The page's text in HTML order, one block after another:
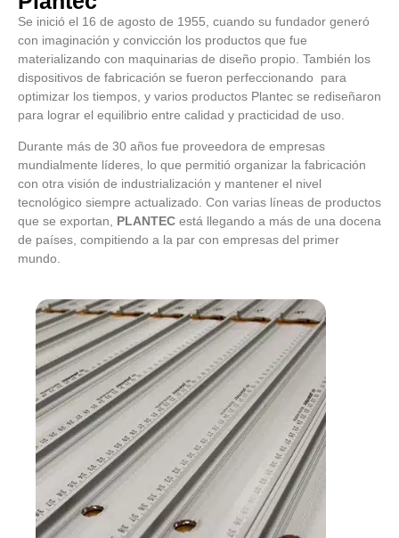
Se inició el 16 de agosto de 1955, cuando su fundador generó
con imaginación y convicción los productos que fue
materializando con maquinarias de diseño propio. También los
dispositivos de fabricación se fueron perfeccionando para
optimizar los tiempos, y varios productos Plantec se rediseñaron
para lograr el equilibrio entre calidad y practicidad de uso.
Durante más de 30 años fue proveedora de empresas
mundialmente líderes, lo que permitió organizar la fabricación
con otra visión de industrialización y mantener el nivel
tecnológico siempre actualizado. Con varias líneas de productos
que se exportan, PLANTEC está llegando a más de una docena
de países, compitiendo a la par con empresas del primer
mundo.